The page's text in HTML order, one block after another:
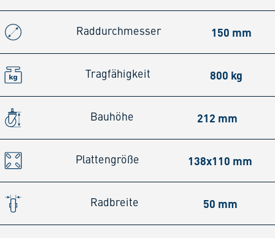
Raddurchmesser 150 mm
Tragfähigkeit 800 kg
Bauhöhe 212 mm
Plattengröße 138x110 mm
Radbreite 50 mm